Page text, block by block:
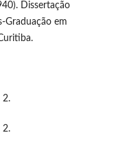
Dissertação
Graduação em
2.
2.